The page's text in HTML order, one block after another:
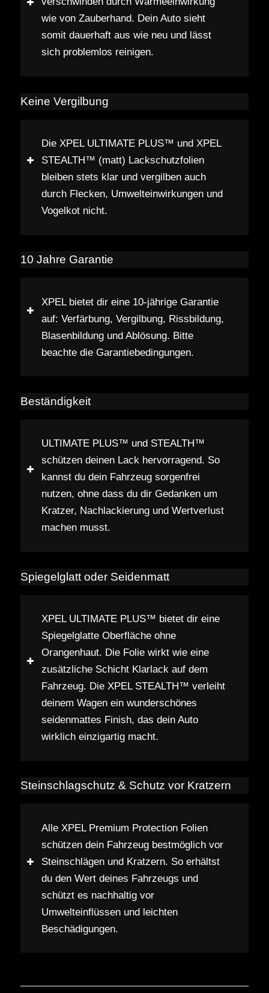
wie von Zauberhand. Dein Auto sieht
somit dauerhaft aus wie neu und lässt
sich problemlos reinigen.
Keine Vergilbung
Die XPEL ULTIMATE PLUS™ und XPEL
STEALTH™ (matt) Lackschutzfolien
bleiben stets klar und vergilben auch
durch Flecken, Umwelteinwirkungen und
Vogelkot nicht.
10 Jahre Garantie
XPEL bietet dir eine 10-jährige Garantie
auf: Verfärbung, Vergilbung, Rissbildung,
Blasenbildung und Ablösung. Bitte
beachte die Garantiebedingungen.
Beständigkeit
ULTIMATE PLUS™ und STEALTH™
schützen deinen Lack hervorragend. So
kannst du dein Fahrzeug sorgenfrei
nutzen, ohne dass du dir Gedanken um
Kratzer, Nachlackierung und Wertverlust
machen musst.
Spiegelglatt oder Seidenmatt
XPEL ULTIMATE PLUS™ bietet dir eine
Spiegelglatte Oberfläche ohne
Orangenhaut. Die Folie wirkt wie eine
zusätzliche Schicht Klarlack auf dem
Fahrzeug. Die XPEL STEALTH™ verleiht
deinem Wagen ein wunderschönes
seidenmattes Finish, das dein Auto
wirklich einzigartig macht.
Steinschlagschutz & Schutz vor Kratzern
Alle XPEL Premium Protection Folien
schützen dein Fahrzeug bestmöglich vor
Steinschlägen und Kratzern. So erhältst
du den Wert deines Fahrzeugs und
schützt es nachhaltig vor
Umwelteinflüssen und leichten
Beschädigungen.